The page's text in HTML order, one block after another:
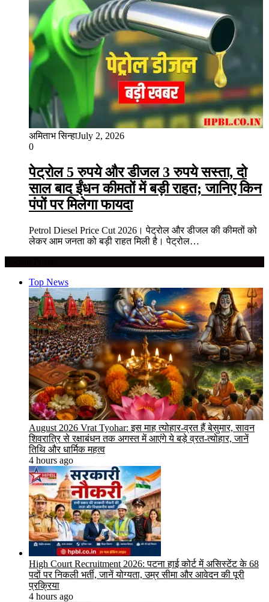
अमिताभ सिन्हाJuly 2, 2026
0
पेट्रोल 5 रुपये और डीजल 3 रुपये सस्ता, दो
साल बाद ईंधन कीमतों में बड़ी राहत; जानिए किन
पंपों पर मिलेगा फायदा
Petrol Diesel Price Cut 2026। पेट्रोल और डीजल की कीमतों को
लेकर आम जनता को बड़ी राहत मिली है। पेट्रोल…
Top News
August 2026 Vrat Tyohar: इस माह त्योहार-व्रत हैं बेसुमार, सावन
शिवरात्रि से रक्षाबंधन तक अगस्त में आएंगे ये बड़े व्रत-त्योहार, जानें
तिथि और धार्मिक महत्व
4 hours ago
High Court Recruitment 2026: पटना हाई कोर्ट में असिस्टेंट के 68
पदों पर निकली भर्ती, जानें योग्यता, उम्र सीमा और आवेदन की पूरी
प्रक्रिया
4 hours ago